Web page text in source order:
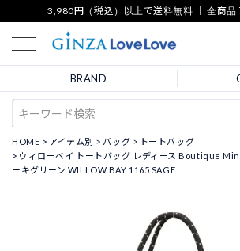
3,980円（税込）以上で送料無料 ｜ 全商品
BRAND
HOME アイテム別 バッグ
トートバッグ
ウィローベイ トートバッグ レディース Boutique
ーキグリーン WILLOW BAY 1165 SAGE